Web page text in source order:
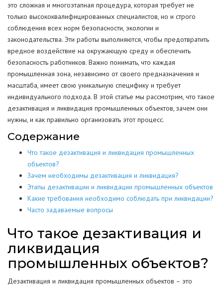
это сложная и многоэтапная процедура, которая требует не
только высококвалифицированных специалистов, но и строго
соблюдения всех норм безопасности, экологии и
законодательства. Эти работы выполняются, чтобы предотвратить
вредное воздействие на окружающую среду и обеспечить
безопасность работников. Важно понимать, что каждая
промышленная зона, независимо от своего предназначения и
масштаба, имеет свою уникальную специфику и требует
индивидуального подхода. В этой статье мы рассмотрим, что такое
дезактивация и ликвидация промышленных объектов, зачем они
нужны, и как правильно организовать этот процесс.
Содержание
Что такое дезактивация и ликвидация промышленных
объектов?
Зачем необходимы дезактивация и ликвидация?
Этапы дезактивации и ликвидации промышленных объектов
Какие требования необходимо соблюдать при ликвидации?
Часто задаваемые вопросы
Что такое дезактивация и
ликвидация
промышленных объектов?
Дезактивация и ликвидация промышленных объектов – это